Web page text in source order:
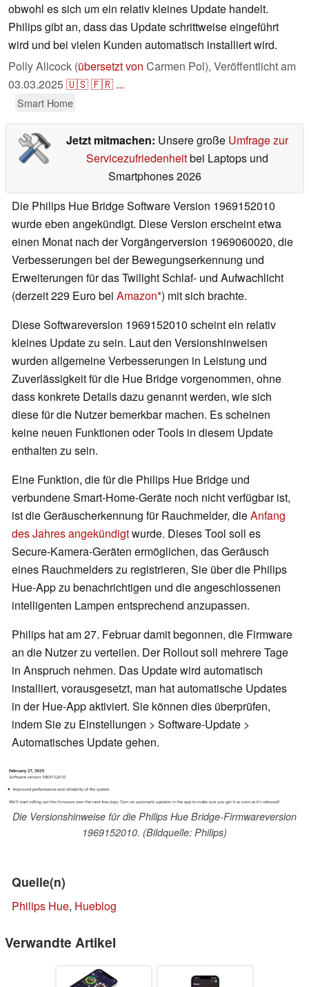
obwohl es sich um ein relativ kleines Update handelt.
Philips gibt an, dass das Update schrittweise eingeführt
wird und bei vielen Kunden automatisch installiert wird.
Polly Allcock (übersetzt von Carmen Pol), Veröffentlicht am
03.03.2025🇺🇸🇫🇷 ...
Smart Home
Jetzt mitmachen: Unsere große Umfrage zur
Servicezufriedenheitbei Laptops und
Smartphones 2026
Die Philips Hue Bridge Software Version 1969152010
wurde eben angekündigt. Diese Version erscheint etwa
einen Monat nach der Vorgängerversion 1969060020, die
Verbesserungen bei der Bewegungserkennung und
Erweiterungen für das Twilight Schlaf- und Aufwachlicht
(derzeit 229 Euro bei Amazon ) mit sich brachte.
Diese Softwareversion 1969152010 scheint ein relativ
kleines Update zu sein. Laut den Versionshinweisen
wurden allgemeine Verbesserungen in Leistung und
Zuverlässigkeit für die Hue Bridge vorgenommen, ohne
dass konkrete Details dazu genannt werden, wie sich
diese für die Nutzer bemerkbar machen. Es scheinen
keine neuen Funktionen oder Tools in diesem Update
enthalten zu sein.
Eine Funktion, die für die Philips Hue Bridge und
verbundene Smart-Home-Geräte noch nicht verfügbar ist,
ist die Geräuscherkennung für Rauchmelder, dieAnfang
des Jahres angekündigtwurde. Dieses Tool soll es
Secure-Kamera-Geräten ermöglichen, das Geräusch
eines Rauchmelders zu registrieren, Sie über die Philips
Hue-App zu benachrichtigen und die angeschlossenen
intelligenten Lampen entsprechend anzupassen.
Philips hat am 27. Februar damit begonnen, die Firmware
an die Nutzer zu verteilen. Der Rollout soll mehrere Tage
in Anspruch nehmen. Das Update wird automatisch
installiert, vorausgesetzt, man hat automatische Updates
in der Hue-App aktiviert. Sie können dies überprüfen,
indem Sie zu Einstellungen > Software-Update >
Automatisches Update gehen.
Die Versionshinweise für die Philips Hue Bridge-Firmwareversion
1969152010. (Bildquelle: Philips)
Quelle(n)
Philips Hue, Hueblog
Verwandte Artikel